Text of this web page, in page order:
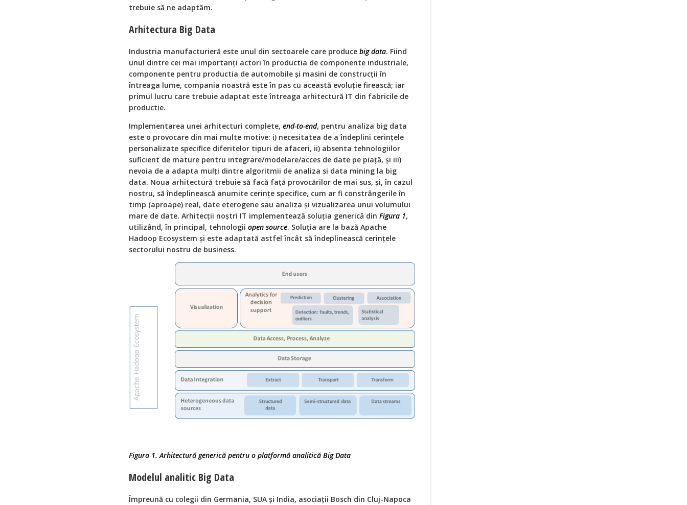
trebuie să ne adaptăm.
Arhitectura Big Data
Industria manufacturieră este unul din sectoarele care produce big data. Fiind
unul dintre cei mai importanți actori în productia de componente industriale,
componente pentru productia de automobile și masini de construcții în
întreaga lume, compania noastră este în pas cu această evoluție firească; iar
primul lucru care trebuie adaptat este întreaga arhitectură IT din fabricile de
productie.
Implementarea unei arhitecturi complete, end-to-end, pentru analiza big data
este o provocare din mai multe motive: i) necesitatea de a îndeplini cerințele
personalizate specifice diferitelor tipuri de afaceri, ii) absenta tehnologiilor
suficient de mature pentru integrare/modelare/acces de date pe piață, și iii)
nevoia de a adapta mulți dintre algoritmii de analiza si data mining la big
data. Noua arhitectură trebuie să facă față provocărilor de mai sus, și, în cazul
nostru, să îndeplinească anumite cerințe specifice, cum ar fi constrângerile în
timp (aproape) real, date eterogene sau analiza și vizualizarea unui volumului
mare de date. Arhitecții noștri IT implementează soluția generică din Figura 1,
utilizând, în principal, tehnologii open source. Soluția are la bază Apache
Hadoop Ecosystem și este adaptată astfel încât să îndeplinească cerințele
sectorului nostru de business.
Figura 1. Arhitectură generică pentru o platformă analitică Big Data
Modelul analitic Big Data
Împreună cu colegii din Germania, SUA și India, asociații Bosch din Cluj-Napoca